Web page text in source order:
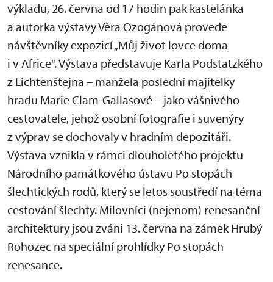
výkladu, 26. června od 17 hodin pak kastelánka
a autorka výstavy Věra Ozogánová provede
návštěvníky expozicí „Můj život lovce doma
i v Africe". Výstava představuje Karla Podstatzkého
z Lichtenštejna – manžela poslední majitelky
hradu Marie Clam-Gallasové – jako vášnivého
cestovatele, jehož osobní fotografie i suvenýry
z výprav se dochovaly v hradním depozitáři.
Výstava vznikla v rámci dlouholetého projektu
Národního památkového ústavu Po stopách
šlechtických rodů, který se letos soustředí na téma
cestování šlechty. Milovníci (nejenom) renesanční
architektury jsou zváni 13. června na zámek Hrubý
Rohozec na speciální prohlídky Po stopách
renesance.